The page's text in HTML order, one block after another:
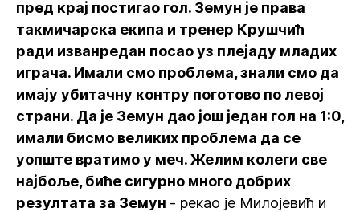
пред крај постигао гол. Земун је права
такмичарска екипа и тренер Крушчић
ради изванредан посао уз плејаду младих
играча. Имали смо проблема, знали смо да
имају убитачну контру поготово по левој
страни. Да је Земун дао још један гол на 1:0,
имали бисмо великих проблема да се
уопште вратимо у меч. Желим колеги све
најбоље, биће сигурно много добрих
резултата за Земун - рекао је Милојевић и